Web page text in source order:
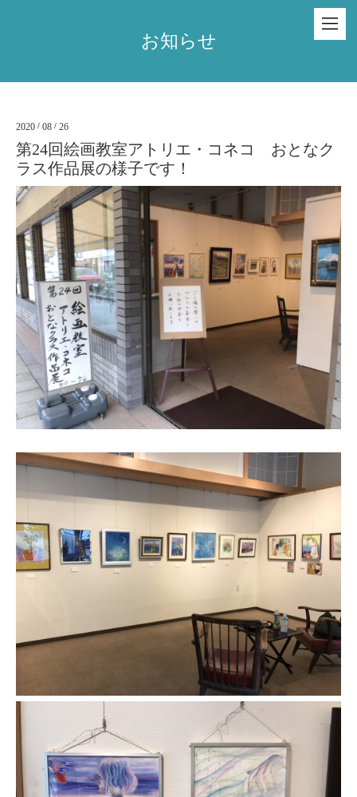
お知らせ
2020 / 08 / 26
第24回絵画教室アトリエ・コネコ おとなク
ラス作品展の様子です！